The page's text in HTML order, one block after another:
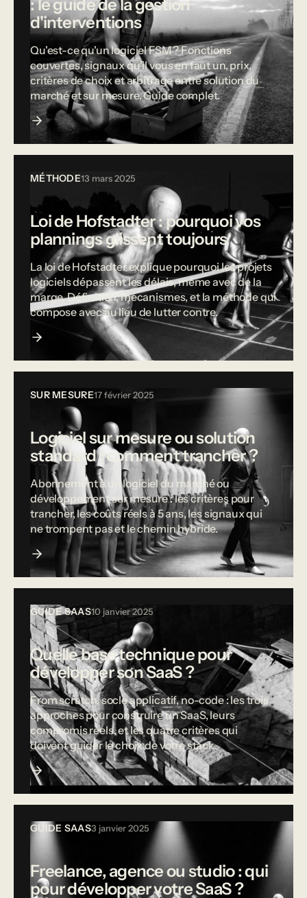
: le guide de la gestion
d'interventions
Qu'est-ce qu'un logiciel FSM ? Fonctions
couvertes, signaux qu'il vous en faut un, prix,
critères de choix et arbitrage entre solution du
marché et sur mesure. Guide complet.
MÉTHODE13 mars 2025
Loi de Hofstadter : pourquoi vos
plannings glissent toujours
La loi de Hofstadter explique pourquoi les projets
logiciels dépassent les délais, même avec de la
marge. Définition, mécanismes, et la méthode qui
compose avec au lieu de lutter contre.
SUR MESURE17 février 2025
Logiciel sur mesure ou solution
standard : comment trancher ?
Abonnement à un logiciel du marché ou
développement sur mesure : les critères pour
trancher, les coûts réels à 5 ans, les signaux qui
ne trompent pas et le chemin hybride.
GUIDE SAAS10 janvier 2025
Quelle base technique pour
développer son SaaS ?
From scratch, socle applicatif, no-code : les trois
approches pour construire un SaaS, leurs
compromis réels, et les quatre critères qui
doivent guider le choix de votre stack.
GUIDE SAAS3 janvier 2025
Freelance, agence ou studio : qui
pour développer votre SaaS ?